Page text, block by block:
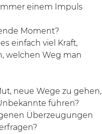
einem Impuls
Moment?
einfach viel Kraft,
welchen Weg man
neue Wege zu gehen,
führen?
Überzeugungen